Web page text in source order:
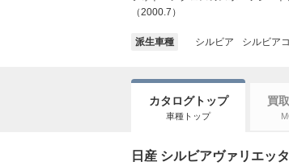
（2000.7）
派生車種 シルビア シルビア
カタログトップ
車種トップ
買
日産 シルビアヴァリエッ